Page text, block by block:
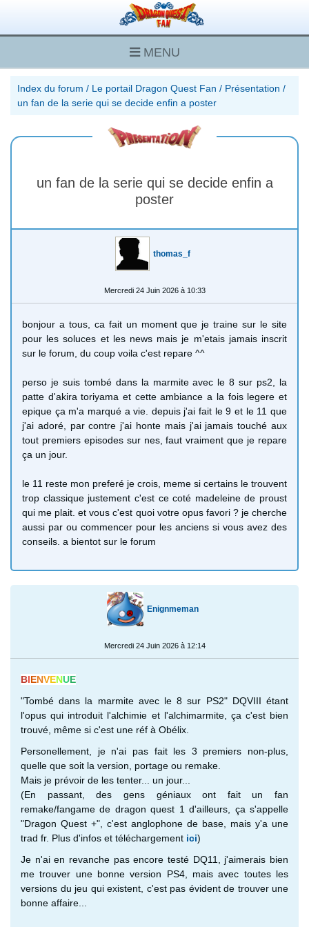
MENU
Index du forum / Le portail Dragon Quest Fan / Présentation /
un fan de la serie qui se decide enfin a poster
un fan de la serie qui se decide enfin a
poster
thomas_f
Mercredi 24 Juin 2026 à 10:33
bonjour a tous, ca fait un moment que je traine sur le site
pour les soluces et les news mais je m'etais jamais inscrit
sur le forum, du coup voila c'est repare ^^
perso je suis tombé dans la marmite avec le 8 sur ps2, la
patte d'akira toriyama et cette ambiance a la fois legere et
epique ça m'a marqué a vie. depuis j'ai fait le 9 et le 11 que
j'ai adoré, par contre j'ai honte mais j'ai jamais touché aux
tout premiers episodes sur nes, faut vraiment que je repare
ça un jour.
le 11 reste mon preferé je crois, meme si certains le trouvent
trop classique justement c'est ce coté madeleine de proust
qui me plait. et vous c'est quoi votre opus favori ? je cherche
aussi par ou commencer pour les anciens si vous avez des
conseils. a bientot sur le forum
Enignmeman
Mercredi 24 Juin 2026 à 12:14
BIENVENUE
"Tombé dans la marmite avec le 8 sur PS2" DQVIII étant
l'opus qui introduit l'alchimie et l'alchimarmite, ça c'est bien
trouvé, même si c'est une réf à Obélix.
Personellement, je n'ai pas fait les 3 premiers non-plus,
quelle que soit la version, portage ou remake.
Mais je prévoir de les tenter... un jour...
(En passant, des gens géniaux ont fait un fan
remake/fangame de dragon quest 1 d'ailleurs, ça s'appelle
"Dragon Quest +", c'est anglophone de base, mais y'a une
trad fr. Plus d'infos et téléchargement ici)
Je n'ai en revanche pas encore testé DQ11, j'aimerais bien
me trouver une bonne version PS4, mais avec toutes les
versions du jeu qui existent, c'est pas évident de trouver une
bonne affaire...